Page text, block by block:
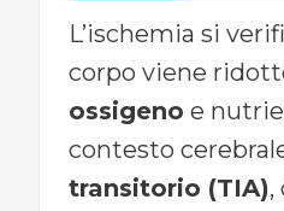
L’ischemia si
corpo viene
ossigeno e
contesto
transitorio (TIA),